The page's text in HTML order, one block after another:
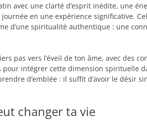
avec une clarté d’esprit inédite, une
en une expérience significative.
d’une spiritualité authentique : une
pas vers l’éveil de ton âme, avec des
pour intégrer cette dimension spirituelle
d’emblée : il suffit d’avoir le désir
changer ta vie